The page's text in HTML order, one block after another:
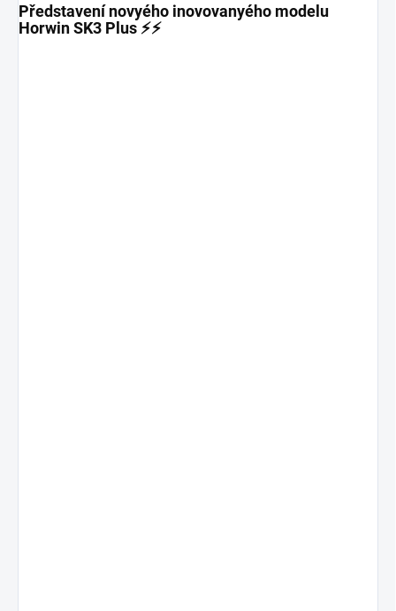
Představení novyého inovovanyého modelu
Horwin SK3 Plus ⚡⚡